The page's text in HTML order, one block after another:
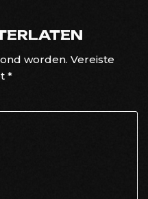
worden. Vereiste
*